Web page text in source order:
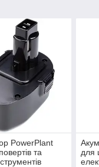
PowerPlant
та
для